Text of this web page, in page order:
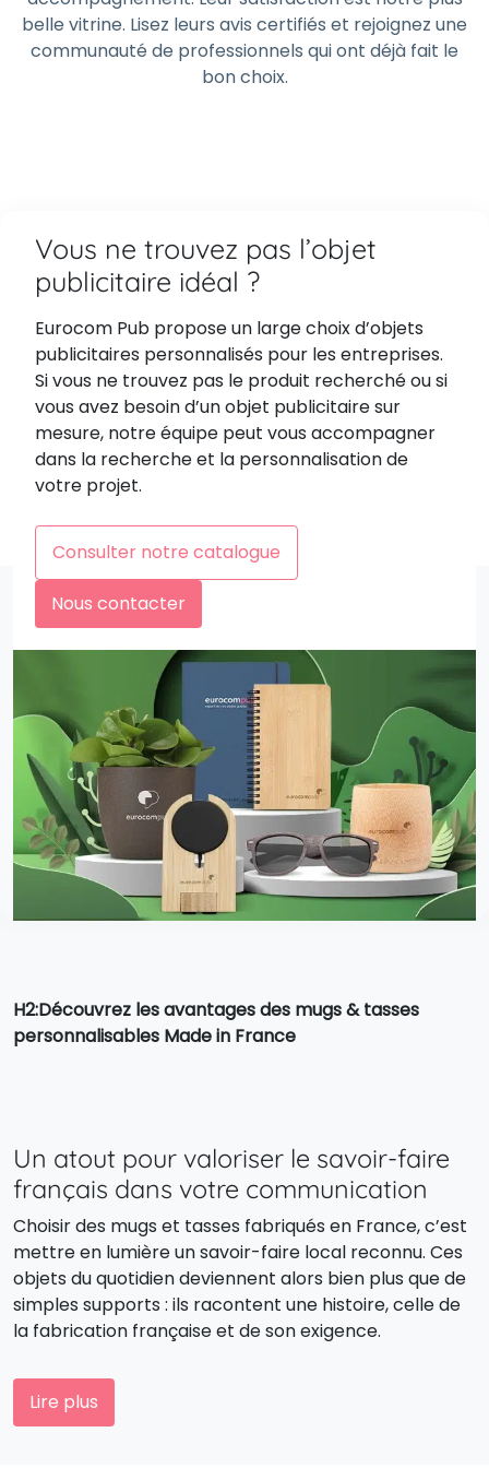
belle vitrine. Lisez leurs avis certifiés et rejoignez une
communauté de professionnels qui ont déjà fait le
bon choix.
Vous ne trouvez pas l’objet
publicitaire idéal ?
Eurocom Pub propose un large choix d’objets
publicitaires personnalisés pour les entreprises.
Si vous ne trouvez pas le produit recherché ou si
vous avez besoin d’un objet publicitaire sur
mesure, notre équipe peut vous accompagner
dans la recherche et la personnalisation de
votre projet.
Consulter notre catalogue
Nous contacter
H2:Découvrez les avantages des mugs & tasses
personnalisables Made in France
Un atout pour valoriser le savoir-faire
français dans votre communication
Choisir des mugs et tasses fabriqués en France, c’est
mettre en lumière un savoir-faire local reconnu. Ces
objets du quotidien deviennent alors bien plus que de
simples supports : ils racontent une histoire, celle de
la fabrication française et de son exigence.
La garantie d’une qualité premium pour
vos cadeaux d’entreprise
Lire plus